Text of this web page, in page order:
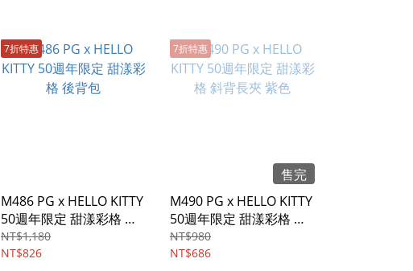
7折特惠
M486 PG x HELLO KITTY
50週年限定 甜漾彩格 後
背包
NT$1,180
NT$826
7折特惠
售完
M490 PG x HELLO KITTY
50週年限定 甜漾彩格 斜
背長夾 紫色
NT$980
NT$686